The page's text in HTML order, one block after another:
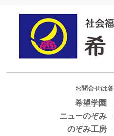
お問合せは
希望学園
ニューのぞみ
のぞみ工房